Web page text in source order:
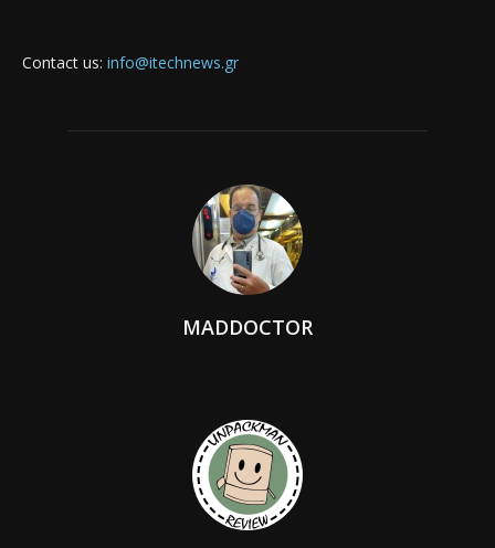
Contact us: info@itechnews.gr
MADDOCTOR